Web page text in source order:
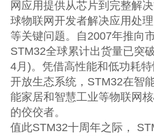
网应用提供从芯片到完整解
球物联网开发者解决应用处
等关键问题。自2007年推向
STM32全球累计出货量已突
4月)。凭借高性能和低功耗
开放生态系统，STM32在智
能家居和智慧工业等物联网
的佼佼者。
值此STM32十周年之际，